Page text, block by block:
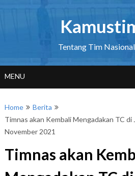
Tentang Tim
MENU
Home
Berita
Timnas akan Kembali Mengadakan TC di
November 2021
Timnas akan